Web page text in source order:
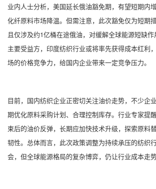
业内人士分析，美国延长俄油豁免期，有望短期内
化纤原料市场降温。但需注意，此次豁免仅为短期
且仅涉及约1亿桶在途俄油，对缓解全球能源短缺
主要受益方，印度纺织行业或将率先获得成本红利
场的价格竞争力，给国内企业带来一定竞争压力。
目前，国内纺织企业正密切关注油价走势，不少企
期优化原料采购计划、合理控制库存。行业专家提
束后的油价反弹，长期应加快技术升级，探索原料
韧性。总体而言，此次政策调整为持续承压的纺织
会，但全球能源格局的复杂博弈，仍让行业成本走势